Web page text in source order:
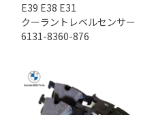
E39 E38 E31
クーラントレベルセンサー
6131-8360-876